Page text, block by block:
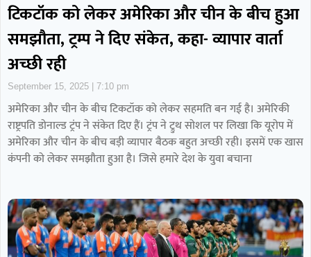
टिकटॉक को लेकर अमेरिका और चीन के बीच हुआ
समझौता, ट्रम्प ने दिए संकेत, कहा- व्यापार वार्ता
अच्छी रही
September 15, 2025 7:10 pm
अमेरिका और चीन के बीच टिकटॉक को लेकर सहमति बन गई है। अमेरिकी
राष्ट्रपति डोनाल्ड ट्रंप ने संकेत दिए हैं। ट्रंप ने ट्रुथ सोशल पर लिखा कि यूरोप में
अमेरिका और चीन के बीच बड़ी व्यापार बैठक बहुत अच्छी रही। इसमें एक खास
कंपनी को लेकर समझौता हुआ है। जिसे हमारे देश के युवा बचाना